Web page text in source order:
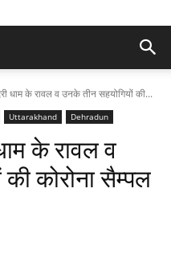
धाम के रावल व उनके तीन सहयोगियों की...
Uttarakhand Dehradun
के रावल व
कोरोना सैम्पल